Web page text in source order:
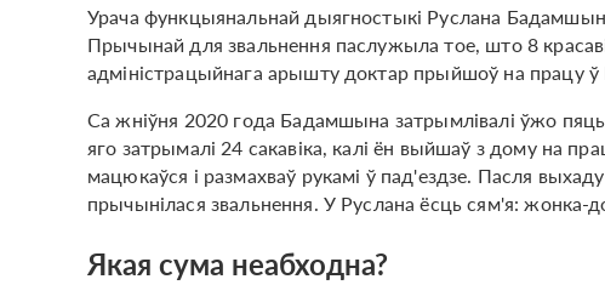
Урача функцыянальнай дыягностыкі Руслана Бадамшына
Прычынай для звальнення паслужыла тое, што 8
адміністрацыйнага арышту доктар прыйшоў на працу ў
Са жніўня 2020 года Бадамшына затрымлівалі ўжо
яго затрымалі 24 сакавіка, калі ён выйшаў з дому на
мацюкаўся і размахваў рукамі ў пад'ездзе. Пасля
прычынілася звальнення. У Руслана ёсць сям'я: жонка-
Якая сума неабходна?